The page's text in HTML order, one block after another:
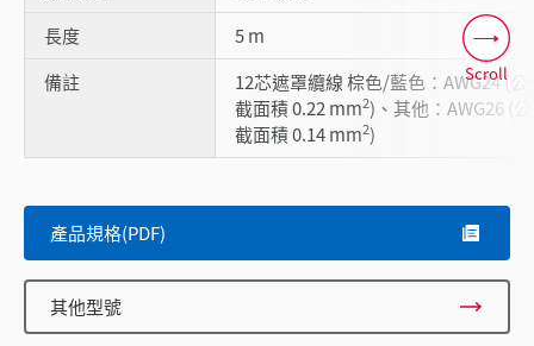
長度
5 m
備註
12芯遮罩纜線 棕色/藍色：AWG24 (公
截面積 0.22 mm2)、其他：AWG26 (
截面積 0.14 mm2)
Scroll
產品規格(PDF)
其他型號